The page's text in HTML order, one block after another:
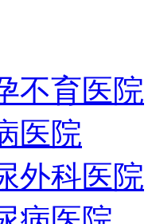
不育医院
医院
外科医院